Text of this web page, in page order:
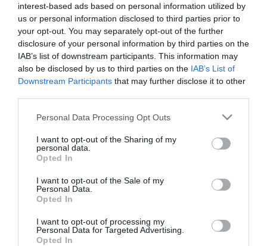
interest-based ads based on personal information utilized by
us or personal information disclosed to third parties prior to
your opt-out. You may separately opt-out of the further
disclosure of your personal information by third parties on the
IAB’s list of downstream participants. This information may
also be disclosed by us to third parties on the IAB’s List of
Downstream Participants that may further disclose it to other
Please note that this website/app uses one or more Google
not limited to your visit or usage behaviour. You may click to
grant or deny consent to Google and its third-party tags to
use your data for below specified purposes in below Google
consent section.
Personal Data Processing Opt Outs
I want to opt-out of the Sharing of my
personal data.
Opted In
I want to opt-out of the Sale of my
Personal Data.
Opted In
I want to opt-out of processing my
Personal Data for Targeted Advertising.
Opted In
22:22
Saját életét is kockára tette a magyar erdész, hogy
megállítsa a tüzet
20:20
Második világháborús MG-42 géppuskát emeltek ki a
Dunából - a rendőrség lefoglalta
A Miniszterelnökség felmondta a Lounge Eventtel kötött
keretszerződését
ingatlanmaffia ügyében
Vizes Eb - Megvan az első magyar arany, a nyíltvízi úszó
Betlehem Dávid nyerte a kieséses versenyt
top cikkek:
Nem is olyan egészséges a népszerű banán?
top fórum témák: